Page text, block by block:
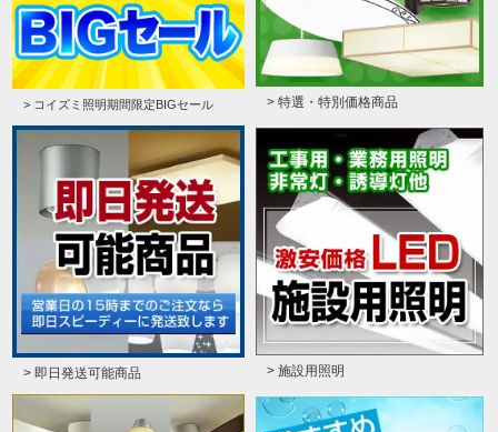
> コイズミ照明期間限定BIGセール > 特選・特別価格商品
> 即日発送可能商品 > 施設用照明